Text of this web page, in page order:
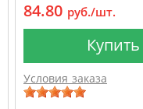
84.80 руб./шт.
Купить
Условия заказа